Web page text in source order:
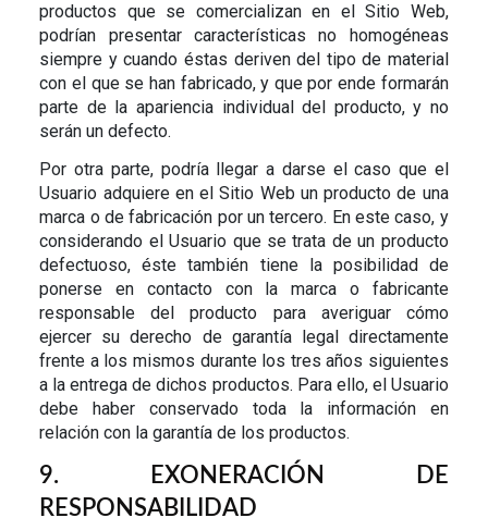
productos que se comercializan en el Sitio Web,
podrían presentar características no homogéneas
siempre y cuando éstas deriven del tipo de material
con el que se han fabricado, y que por ende formarán
parte de la apariencia individual del producto, y no
serán un defecto.
Por otra parte, podría llegar a darse el caso que el
Usuario adquiere en el Sitio Web un producto de una
marca o de fabricación por un tercero. En este caso, y
considerando el Usuario que se trata de un producto
defectuoso, éste también tiene la posibilidad de
ponerse en contacto con la marca o fabricante
responsable del producto para averiguar cómo
ejercer su derecho de garantía legal directamente
frente a los mismos durante los tres años siguientes
a la entrega de dichos productos. Para ello, el Usuario
debe haber conservado toda la información en
relación con la garantía de los productos.
9. EXONERACIÓN DE
RESPONSABILIDAD